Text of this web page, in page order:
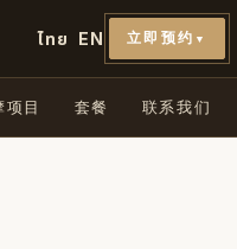
ไทย EN 立即预约 ▼
项目 套餐 联系我们